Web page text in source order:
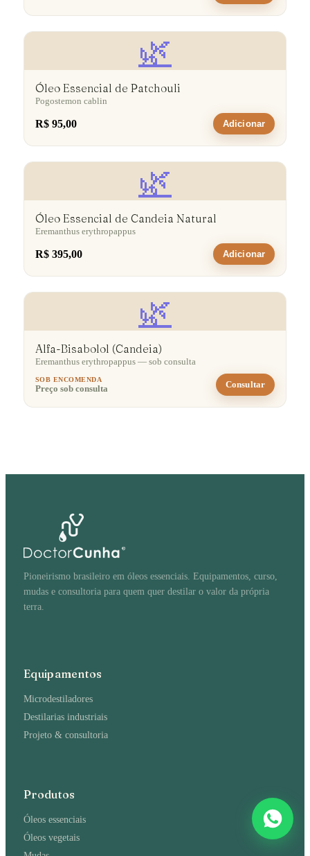
🌿
Óleo Essencial de Patchouli
Pogostemon cablin
R$ 95,00 Adicionar
🌿
Óleo Essencial de Candeia Natural
Eremanthus erythropappus
R$ 395,00 Adicionar
🌿
Alfa-Bisabolol (Candeia)
Eremanthus erythropappus — sob consulta
SOB ENCOMENDA
Preço sob consulta Consultar
Pioneirismo brasileiro em óleos essenciais. Equipamentos, curso,
mudas e consultoria para quem quer destilar o valor da própria
terra.
Equipamentos
Microdestiladores
Destilarias industriais
Projeto & consultoria
Produtos
Óleos essenciais
Óleos vegetais